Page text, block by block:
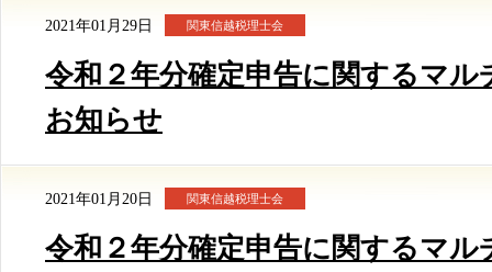
2021年01月29日 関東信越税理士会
令和２年分確定申告に関するマ
お知らせ
2021年01月20日 関東信越税理士会
令和２年分確定申告に関するマ